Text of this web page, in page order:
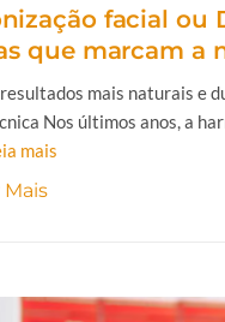
facial ou
que marcam a
mais naturais e
Nos últimos anos, a
mais
Mais